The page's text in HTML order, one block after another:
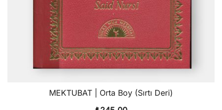
MEKTUBAT | Orta Boy (Sırtı Deri)